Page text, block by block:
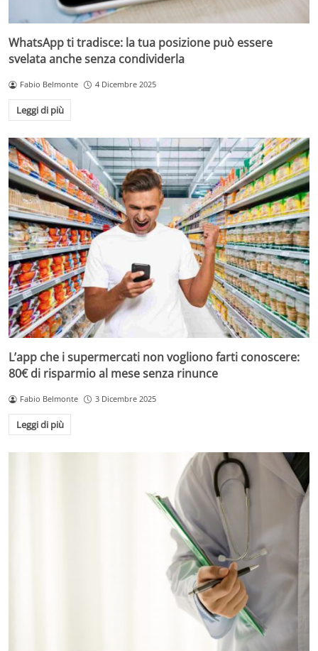
WhatsApp ti tradisce: la tua posizione può essere
svelata anche senza condividerla
Fabio Belmonte 4 Dicembre 2025
Leggi di più
L’app che i supermercati non vogliono farti conoscere:
80€ di risparmio al mese senza rinunce
Fabio Belmonte 3 Dicembre 2025
Leggi di più